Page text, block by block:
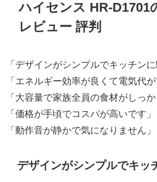
ハイセンス HR-D1701
レビュー 評判
「デザインがシンプルでキッチンに
「エネルギー効率が良くて電気代が
「大容量で家族全員の食材がしっ
「価格が手頃でコスパが高いです」
「動作音が静かで気になりません」
デザインがシンプルでキッ